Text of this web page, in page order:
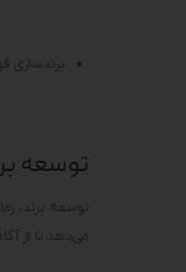
توسعه
توسعه برند،
می‌دهد تا از